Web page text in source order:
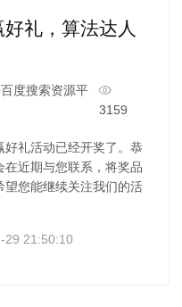
好礼，算法达人
度搜索资源平
3159
礼活动已经开奖了。恭
近期与您联系，将奖品
您能继续关注我们的活
29 21:50:10